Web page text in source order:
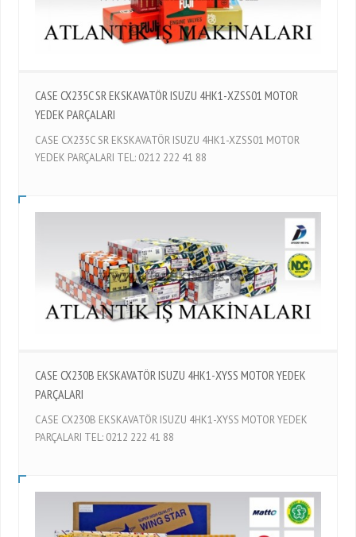
CASE CX235C SR EKSKAVATÖR ISUZU 4HK1-XZSS01 MOTOR
YEDEK PARÇALARI
CASE CX235C SR EKSKAVATÖR ISUZU 4HK1-XZSS01 MOTOR
YEDEK PARÇALARI TEL: 0212 222 41 88
CASE CX230B EKSKAVATÖR ISUZU 4HK1-XYSS MOTOR YEDEK
PARÇALARI
CASE CX230B EKSKAVATÖR ISUZU 4HK1-XYSS MOTOR YEDEK
PARÇALARI TEL: 0212 222 41 88